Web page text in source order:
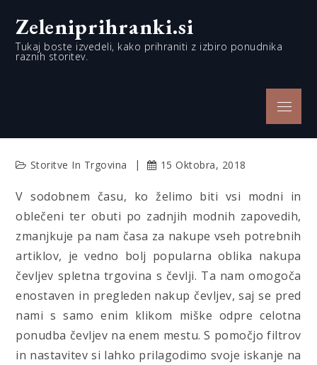
content
Zeleniprihranki.si
Tukaj boste izvedeli, kako prihraniti z izbiro ponudnika
raznih storitev.
Menu
Storitve In Trgovina 15 Oktobra, 2018
V sodobnem času, ko želimo biti vsi modni in
oblečeni ter obuti po zadnjih modnih zapovedih,
zmanjkuje pa nam časa za nakupe vseh potrebnih
artiklov, je vedno bolj popularna oblika nakupa
čevljev spletna trgovina s čevlji. Ta nam omogoča
enostaven in pregleden nakup čevljev, saj se pred
nami s samo enim klikom miške odpre celotna
ponudba čevljev na enem mestu. S pomočjo filtrov
in nastavitev si lahko prilagodimo svoje iskanje na